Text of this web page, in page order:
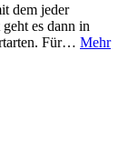
dem jeder
es dann in
Für… Mehr